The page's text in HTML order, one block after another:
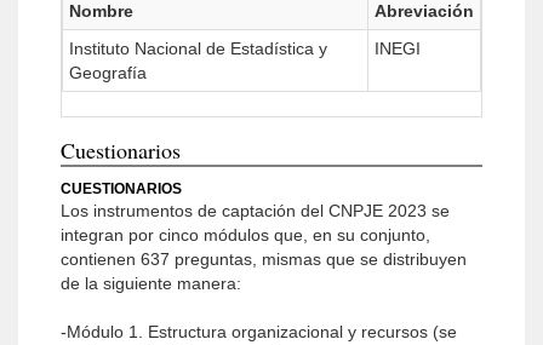
Nombre
Abreviación
Instituto Nacional de Estadística y
Geografía
INEGI
Cuestionarios
CUESTIONARIOS
Los instrumentos de captación del CNPJE 2023 se
integran por cinco módulos que, en su conjunto,
contienen 637 preguntas, mismas que se distribuyen
de la siguiente manera:
-Módulo 1. Estructura organizacional y recursos (se